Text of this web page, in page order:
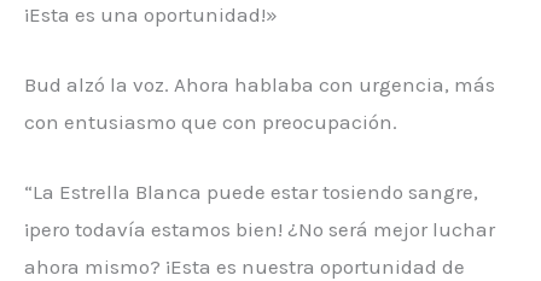
¡Esta es una oportunidad!»
Bud alzó la voz. Ahora hablaba con urgencia, más
con entusiasmo que con preocupación.
“La Estrella Blanca puede estar tosiendo sangre,
¡pero todavía estamos bien! ¿No será mejor luchar
ahora mismo? ¡Esta es nuestra oportunidad de